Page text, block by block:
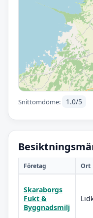
Snittomdöme: 1.0/5
Företag Ort
Skaraborgs
Fukt &
Byggnadsmilj